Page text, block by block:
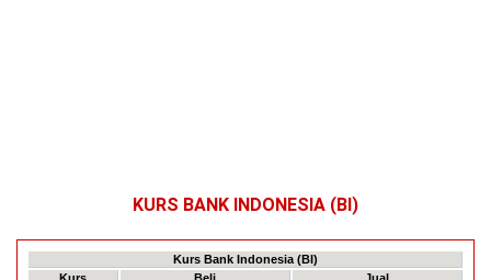
KURS BANK INDONESIA (BI)